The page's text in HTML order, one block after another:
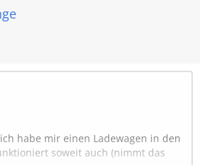
habe mir einen Ladewagen in den
soweit auch (nimmt das